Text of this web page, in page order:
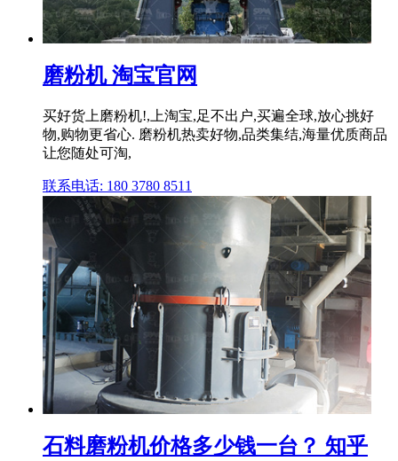
磨粉机 淘宝官网
买好货上磨粉机!,上淘宝,足不出户,买遍全球,放心挑好
物,购物更省心. 磨粉机热卖好物,品类集结,海量优质商品
让您随处可淘,
联系电话: 180 3780 8511
石料磨粉机价格多少钱一台？ 知乎